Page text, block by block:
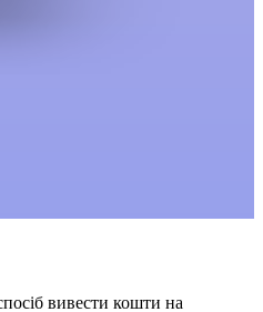
вивести кошти на